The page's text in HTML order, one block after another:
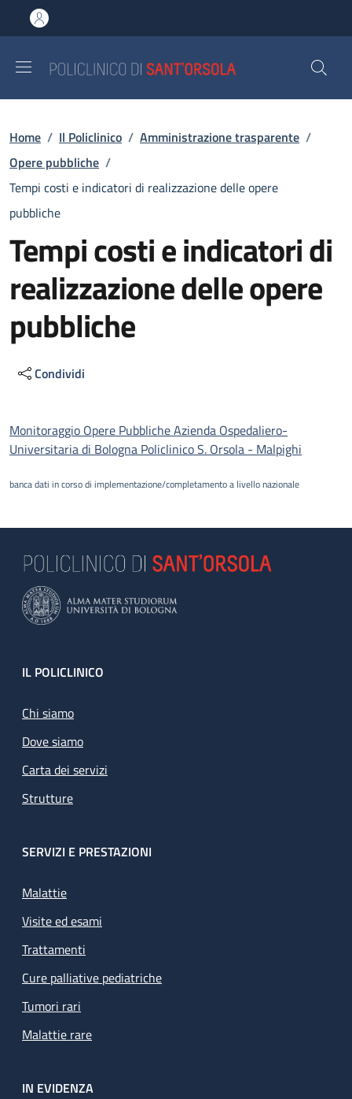
al contenuto principale
to footer content
Briciole di pane
Home / Il Policlinico / Amministrazione trasparente /
Opere pubbliche /
Tempi costi e indicatori di realizzazione delle opere
pubbliche
Tempi costi e indicatori di
realizzazione delle opere
pubbliche
Condividi
Descrizione
Monitoraggio Opere Pubbliche Azienda Ospedaliero-
Universitaria di Bologna Policlinico S. Orsola - Malpighi
banca dati in corso di implementazione/completamento a livello nazionale
Footer
IL POLICLINICO
Chi siamo
Dove siamo
Carta dei servizi
Strutture
SERVIZI E PRESTAZIONI
Malattie
Visite ed esami
Trattamenti
Cure palliative pediatriche
Tumori rari
Malattie rare
IN EVIDENZA